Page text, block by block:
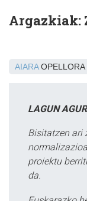
Argazkiak:
AIARAOPELLORA
LAGUN
Bisitatzen ari
proiektu
da.